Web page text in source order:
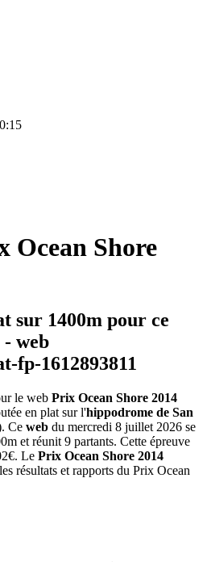
Ocean Shore
sur 1400m pour ce
- web
le web Prix Ocean Shore 2014
en plat sur l'hippodrome de San
Ce web du mercredi 8 juillet 2026 se
et réunit 9 partants. Cette épreuve
Le Prix Ocean Shore 2014
résultats et rapports du Prix Ocean